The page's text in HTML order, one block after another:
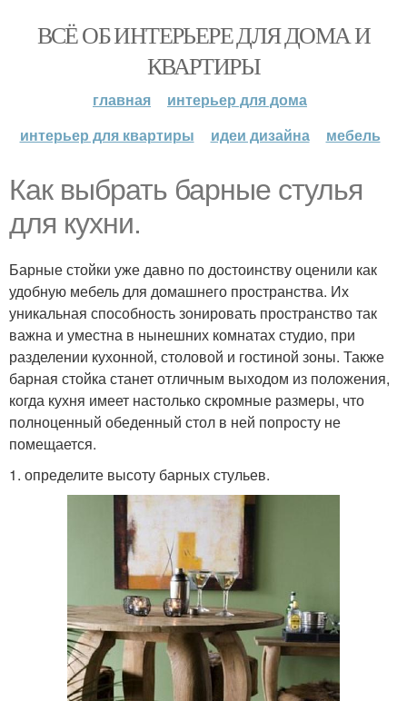
ВСЁ ОБ ИНТЕРЬЕРЕ ДЛЯ ДОМА И
КВАРТИРЫ
главная
интерьер для дома
интерьер для квартиры
идеи дизайна мебель
Как выбрать барные стулья
для кухни.
Барные стойки уже давно по достоинству оценили как
удобную мебель для домашнего пространства. Их
уникальная способность зонировать пространство так
важна и уместна в нынешних комнатах студио, при
разделении кухонной, столовой и гостиной зоны. Также
барная стойка станет отличным выходом из положения,
когда кухня имеет настолько скромные размеры, что
полноценный обеденный стол в ней попросту не
помещается.
1. определите высоту барных стульев.